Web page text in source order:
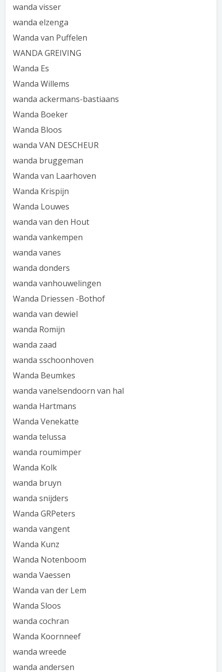
wanda visser
wanda elzenga
Wanda van Puffelen
WANDA GREIVING
Wanda Es
Wanda Willems
wanda ackermans-bastiaans
Wanda Boeker
Wanda Bloos
wanda VAN DESCHEUR
wanda bruggeman
Wanda van Laarhoven
Wanda Krispijn
Wanda Louwes
wanda van den Hout
wanda vankempen
wanda vanes
wanda donders
wanda vanhouwelingen
Wanda Driessen -Bothof
wanda van dewiel
wanda Romijn
wanda zaad
wanda sschoonhoven
Wanda Beumkes
wanda vanelsendoorn van hal
wanda Hartmans
Wanda Venekatte
wanda telussa
wanda roumimper
Wanda Kolk
wanda bruyn
wanda snijders
Wanda GRPeters
wanda vangent
Wanda Kunz
Wanda Notenboom
wanda Vaessen
Wanda van der Lem
Wanda Sloos
wanda cochran
Wanda Koornneef
wanda wreede
wanda andersen